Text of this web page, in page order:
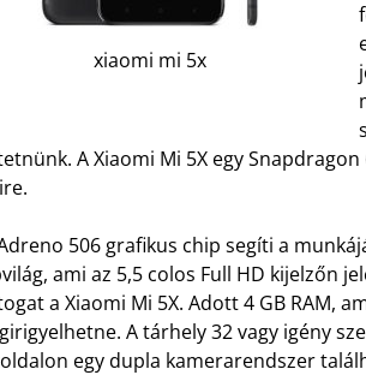
xiaomi mi 5x
A Xiaomi Mi 5X egy
506 grafikus chip segíti a
ami az 5,5 colos Full HD kijelzőn
a Xiaomi Mi 5X. Adott 4 GB RAM,
A tárhely 32 vagy igény
egy dupla kamerarendszer